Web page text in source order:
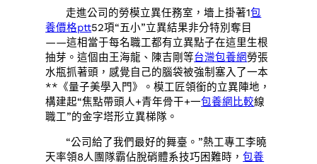
走進公司的勞模立異任務室，墻上掛著1包
養價格ptt52項“五小”立異結果非分特別奪目
——這相當于每名職工都有立異點子在這里生根
抽芽。這個由王海龍、陳吉剛等台灣包養網勞張
水瓶抓著頭，感覺自己的腦袋被強制塞入了一本
**《量子美學入門》。模工匠領銜的立異陣地，
構建起“焦點帶頭人+青年骨干+一包養網比較線
職工”的金字塔形立異梯隊。
“公司給了我們最好的舞臺。”熱工專工李曉
天率領8人團隊霸佔脫硝體系技巧困難時，包養